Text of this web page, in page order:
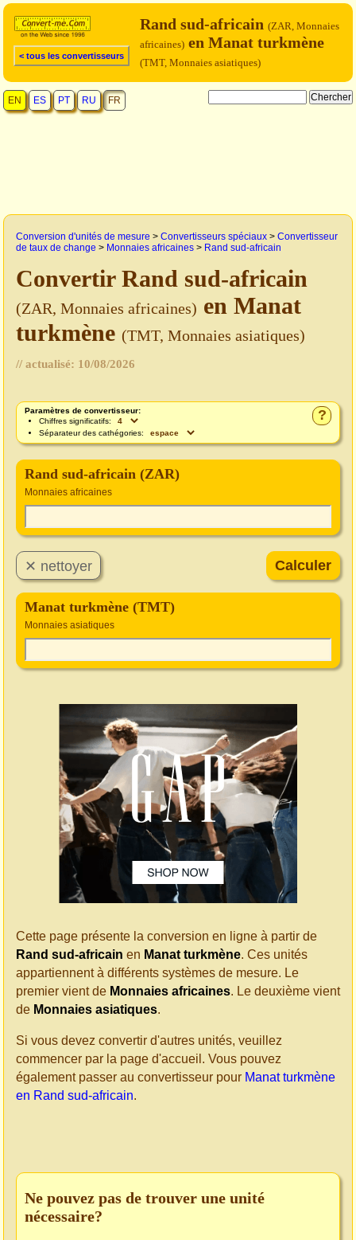
< tous les convertisseurs
Rand sud-africain (ZAR, Monnaies
africaines) en Manat turkmène
(TMT, Monnaies asiatiques)
EN ES PT RU FR
Conversion d'unités de mesure > Convertisseurs spéciaux > Convertisseur
de taux de change > Monnaies africaines > Rand sud-africain
Convertir Rand sud-africain
(ZAR, Monnaies africaines) en Manat
turkmène (TMT, Monnaies asiatiques)
// actualisé: 10/08/2026
?
Paramètres de convertisseur:
Chiffres significatifs:
Séparateur des cathégories:
Rand sud-africain (ZAR)
Monnaies africaines
Manat turkmène (TMT)
Monnaies asiatiques
Cette page présente la conversion en ligne à partir de
Rand sud-africain en Manat turkmène. Ces unités
appartiennent à différents systèmes de mesure. Le
premier vient de Monnaies africaines. Le deuxième vient
de Monnaies asiatiques.
Si vous devez convertir d'autres unités, veuillez
commencer par la page d'accueil. Vous pouvez
également passer au convertisseur pour Manat turkmène
en Rand sud-africain.
Ne pouvez pas de trouver une unité
nécessaire?